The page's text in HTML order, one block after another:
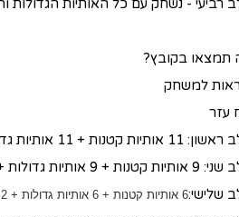
רביעי - נשחק עם כל האותיות הגדולות
תמצאו בקובץ?
למשחק
עזר
אותיות קטנות + 11 אותיות גדולות + 8 ג'וקרים
קטנות + 9 אותיות גדולות + 4 ג'וקים
שלישי:6 אותיות קטנות + 6 אותיות גדולות + 2 ג'וקים